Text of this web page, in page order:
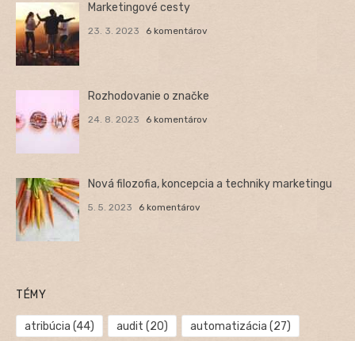
Marketingové cesty
23. 3. 2023 6 komentárov
Rozhodovanie o značke
24. 8. 2023 6 komentárov
Nová filozofia, koncepcia a techniky marketingu
5. 5. 2023 6 komentárov
TÉMY
atribúcia (44) audit (20) automatizácia (27)